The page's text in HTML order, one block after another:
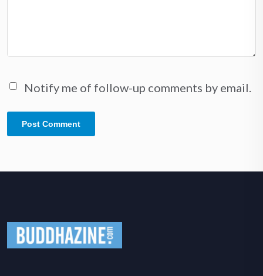
Notify me of follow-up comments by email.